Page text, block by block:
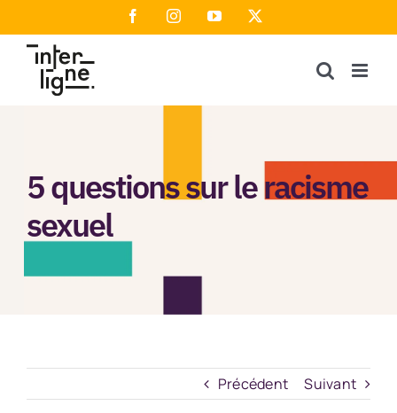
au
contenu
FacebookInstagramYouTube
5 questions sur le racisme
sexuel
Précédent Suivant